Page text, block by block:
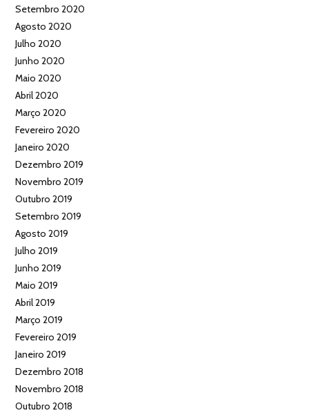
Setembro 2020
Agosto 2020
Julho 2020
Junho 2020
Maio 2020
Abril 2020
Março 2020
Fevereiro 2020
Janeiro 2020
Dezembro 2019
Novembro 2019
Outubro 2019
Setembro 2019
Agosto 2019
Julho 2019
Junho 2019
Maio 2019
Abril 2019
Março 2019
Fevereiro 2019
Janeiro 2019
Dezembro 2018
Novembro 2018
Outubro 2018